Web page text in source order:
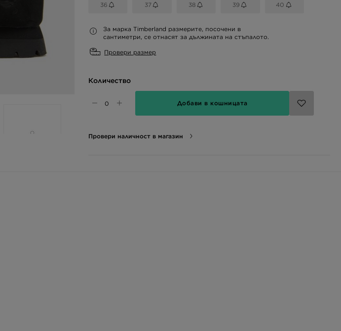
36 37 38 39 40
За марка Timberland размерите, посочени в
сантиметри, се отнасят за дължината на стъпалото.
Провери размер
Количество
Добави в кошницата
Провери наличност в магазин